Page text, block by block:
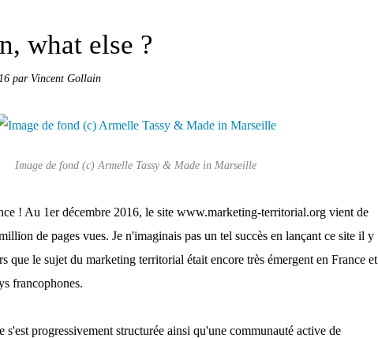
what else ?
par Vincent Gollain
Image de fond (c) Armelle Tassy & Made in Marseille
! Au 1er décembre 2016, le site www.marketing-territorial.org vient de
de pages vues. Je n'imaginais pas un tel succès en lançant ce site il y
que le sujet du marketing territorial était encore très émergent en France et
francophones.
s'est progressivement structurée ainsi qu'une communauté active de